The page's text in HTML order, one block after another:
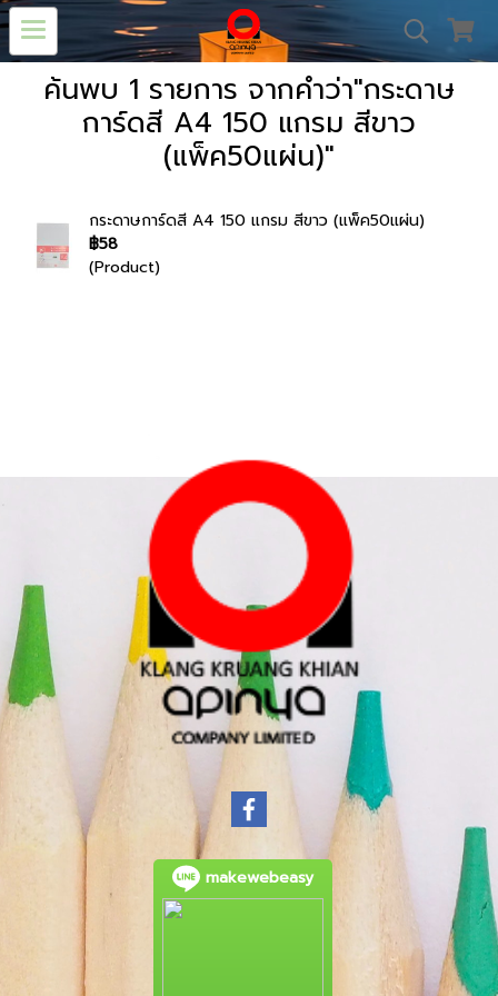
ค้นพบ 1 รายการ จากคำว่า"กระดาษ
การ์ดสี A4 150 แกรม สีขาว
(แพ็ค50แผ่น)"
กระดาษการ์ดสี A4 150 แกรม สีขาว (แพ็ค50แผ่น)
฿58
(Product)
makewebeasy